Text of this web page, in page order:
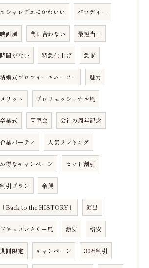
オシャレでエモかわいい パロディー
映画風 間に合わない 最短当日
時間がない 特急仕上げ 急ぎ
結婚式プロフィールムービー 魅力
メリット プロフェッショナル風
卒業式 同窓会 会社の周年記念
企業パーティ 人気ランキング
お得なキャンペーン セット割引
割引プラン 余興
「Back to the HISTORY」 演出
ドキュメンタリー風 激安 格安
期間限定 キャンペーン 30%割引